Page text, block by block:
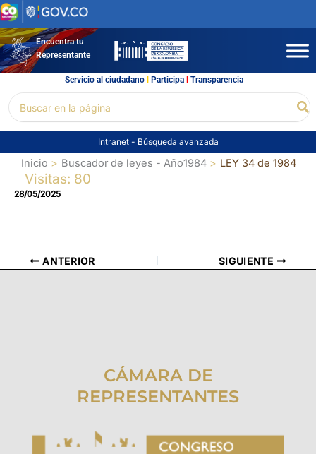
Ir
al
contenidoEncuentra tu
Representante
Servicio al ciudadano l Participal Transparencia
por:
Intranet - Búsqueda avanzada
Inicio Buscador de leyes - Año1984 LEY 34 de 1984
Visitas: 80
28/05/2025
ANTERIOR SIGUIENTE
CÁMARA DE
REPRESENTANTES